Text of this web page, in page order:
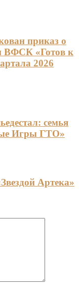
приказ о
ВФСК «Готов к
2026
семья
Игры ГТО»
Артека»